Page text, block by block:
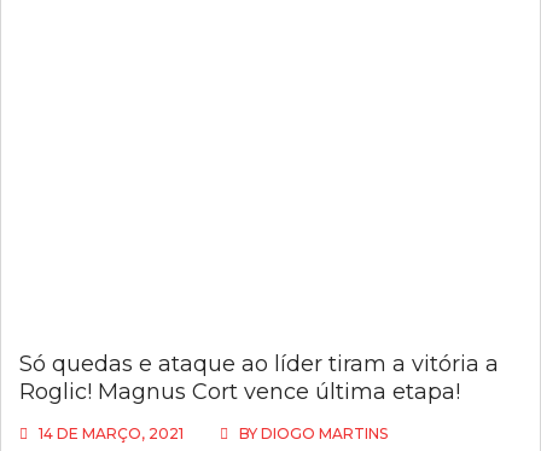
Só quedas e ataque ao líder tiram a vitória a
Roglic! Magnus Cort vence última etapa!
14 DE MARÇO, 2021 BY DIOGO MARTINS